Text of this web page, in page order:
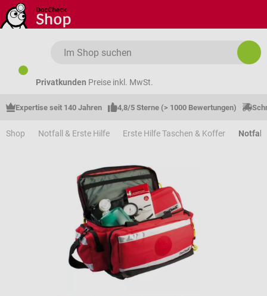
Zum Hauptinhalt springen
Privatkunden Preise inkl. MwSt.
Expertise seit 140 Jahren 4,8/5 Sterne (> 1000 Bewertungen)
Shop Notfall & Erste Hilfe Erste Hilfe Taschen & Koffer